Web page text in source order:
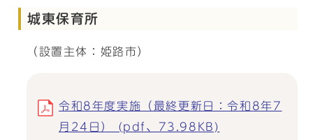
城東保育所
（設置主体：姫路市）
令和8年度実施（最終更新日：令和8年7
月24日） (pdf、73.98KB)